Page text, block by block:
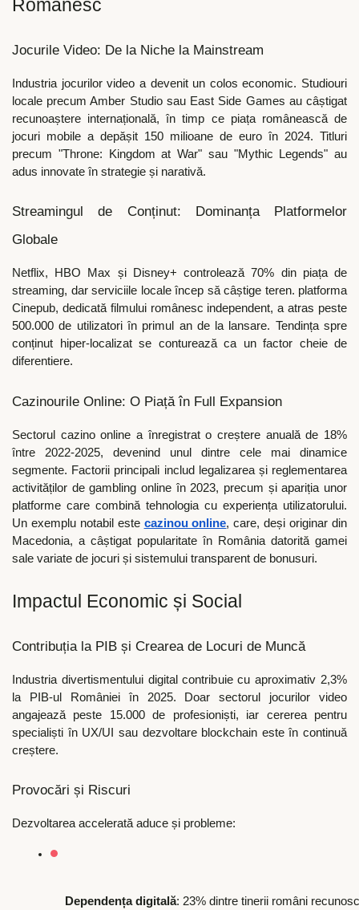
Românesc
Jocurile Video: De la Niche la Mainstream
Industria jocurilor video a devenit un colos economic. Studiouri
locale precum Amber Studio sau East Side Games au câștigat
recunoaștere internațională, în timp ce piața românească de
jocuri mobile a depășit 150 milioane de euro în 2024. Titluri
precum "Throne: Kingdom at War" sau "Mythic Legends" au
adus innovate în strategie și narativă.
Streamingul de Conținut: Dominanța Platformelor
Globale
Netflix, HBO Max și Disney+ controlează 70% din piața de
streaming, dar serviciile locale încep să câștige teren. platforma
Cinepub, dedicată filmului românesc independent, a atras peste
500.000 de utilizatori în primul an de la lansare. Tendința spre
conținut hiper-localizat se conturează ca un factor cheie de
diferentiere.
Cazinourile Online: O Piață în Full Expansion
Sectorul cazino online a înregistrat o creștere anuală de 18%
între 2022-2025, devenind unul dintre cele mai dinamice
segmente. Factorii principali includ legalizarea și reglementarea
activităților de gambling online în 2023, precum și apariția unor
platforme care combină tehnologia cu experiența utilizatorului.
Un exemplu notabil este cazinou online, care, deși originar din
Macedonia, a câștigat popularitate în România datorită gamei
sale variate de jocuri și sistemului transparent de bonusuri.
Impactul Economic și Social
Contribuția la PIB și Crearea de Locuri de Muncă
Industria divertismentului digital contribuie cu aproximativ 2,3%
la PIB-ul României în 2025. Doar sectorul jocurilor video
angajează peste 15.000 de profesioniști, iar cererea pentru
specialiști în UX/UI sau dezvoltare blockchain este în continuă
creștere.
Provocări și Riscuri
Dezvoltarea accelerată aduce și probleme:
Dependența digitală: 23% dintre tinerii români